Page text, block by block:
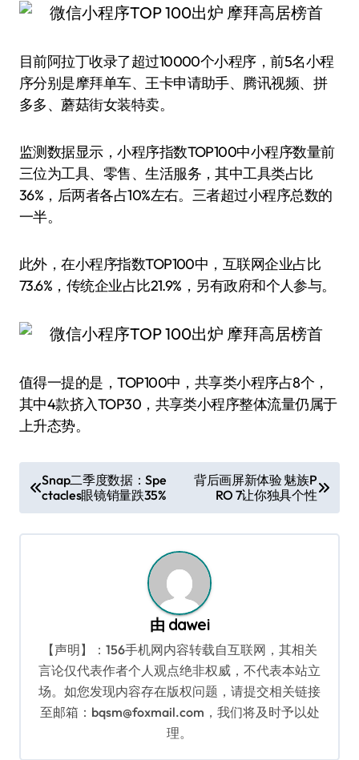
目前阿拉丁收录了超过10000个小程序，前5名小程
序分别是摩拜单车、王卡申请助手、腾讯视频、拼
多多、蘑菇街女装特卖。
监测数据显示，小程序指数TOP100中小程序数量前
三位为工具、零售、生活服务，其中工具类占比
36%，后两者各占10%左右。三者超过小程序总数的
一半。
此外，在小程序指数TOP100中，互联网企业占比
73.6%，传统企业占比21.9%，另有政府和个人参与。
值得一提的是，TOP100中，共享类小程序占8个，
其中4款挤入TOP30，共享类小程序整体流量仍属于
上升态势。
章
导
Snap二季度数据：Spe
ctacles眼镜销量跌35%
背后画屏新体验 魅族P
RO 7让你独具个性
由 dawei
【声明】：156手机网内容转载自互联网，其相关
言论仅代表作者个人观点绝非权威，不代表本站立
场。如您发现内容存在版权问题，请提交相关链接
至邮箱：bqsm@foxmail.com，我们将及时予以处
理。